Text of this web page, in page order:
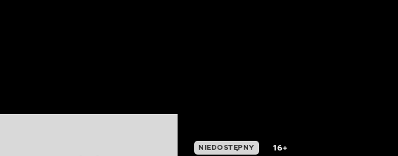
NIEDOSTĘPNY 16+